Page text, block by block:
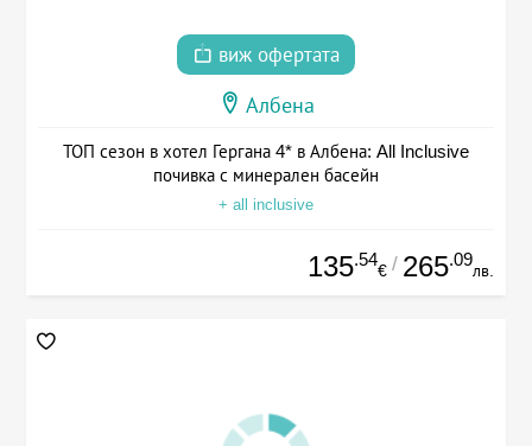
виж офертата
Албена
ТОП сезон в хотел Гергана 4* в Албена: All Inclusive
почивка с минерален басейн
+ all inclusive
135.54
€ / 265.09
лв.